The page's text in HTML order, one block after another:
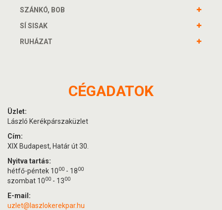
SZÁNKÓ, BOB
SÍ SISAK
RUHÁZAT
CÉGADATOK
Üzlet:
László Kerékpárszaküzlet
Cím:
XIX Budapest, Határ út 30.
Nyitva tartás:
hétfő-péntek 1000 - 1800
szombat 1000 - 1300
E-mail:
uzlet@laszlokerekpar.hu